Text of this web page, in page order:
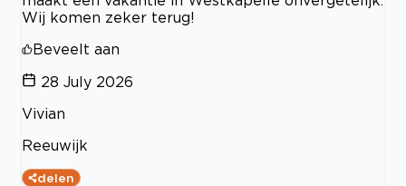
Wij komen zeker terug!
Beveelt aan
28 July 2026
Vivian
Reeuwijk
delen